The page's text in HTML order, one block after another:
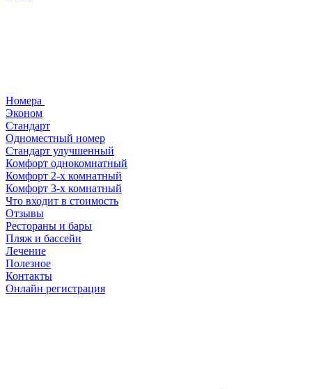
Номера
Эконом
Стандарт
Одноместный номер
Стандарт улучшенный
Комфорт однокомнатный
Комфорт 2-х комнатный
Комфорт 3-х комнатный
Что входит в стоимость
Отзывы
Рестораны и бары
Пляж и бассейн
Лечение
Полезное
Контакты
Онлайн регистрация